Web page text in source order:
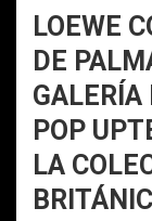
LOEWE
DE
GALERÍA
POP
LA